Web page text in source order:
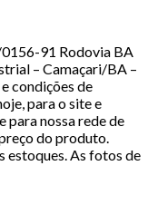
91 Rodovia BA
– Camaçari/BA –
condições de
para o site e
para nossa rede de
do produto.
estoques. As fotos de